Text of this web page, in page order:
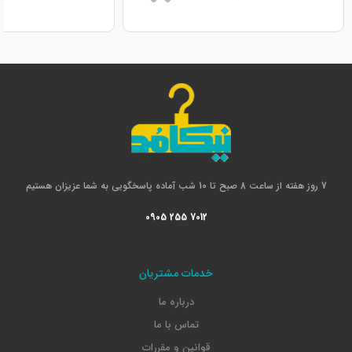
7 روز هفته از ساعت 8 صبح تا 10 شب آماده پاسخگویی به شما عزیزان هستیم
0905 255 7012
خدمات مشتریان
درباره ما
تماس با ما
قوانین و مقررات